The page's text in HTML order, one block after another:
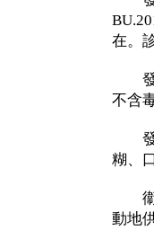
在。
發
不含
發
糊、
衞
動地